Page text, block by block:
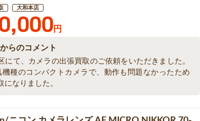
大和本店
円
らのコメント
にて、カメラの出張買取のご依頼をいただきました。
機種のコンパクトカメラで、動作も問題なかったため
になりました。